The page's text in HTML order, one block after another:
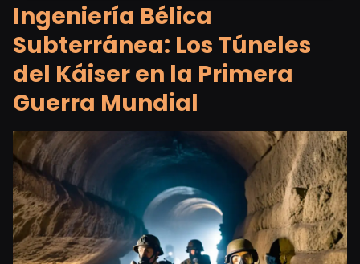
Ingeniería Bélica
Subterránea: Los Túneles
del Káiser en la Primera
Guerra Mundial